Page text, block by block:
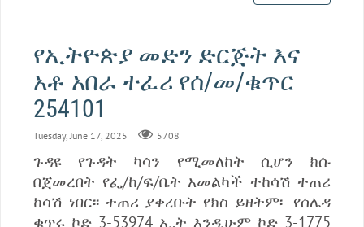
የኢትዮጵያ መድን ድርጅት እና
አቶ አበራ ተፈሪ የሰ/መ/ቁጥር
254101
Tuesday, June 17, 2025 5708
ጉዳዩ የጉዳት ካሳን የሚመለከት ሲሆን ክሱ
በጀመረበት የፌ/ከ/ፍ/ቤት አመልካች ተከሳሽ ተጠሪ
ከሳሽ ነበር፡፡ ተጠሪ ያቀረቡት የክስ ይዘትም፡- የሰሌዳ
ቁጥሩ ኮድ 3-53974 ኢ.ት እንዲሁም ኮድ 3-1775